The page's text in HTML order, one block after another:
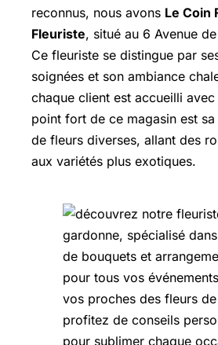
reconnus, nous avons Le Coin
Fleuriste, situé au 6 Avenue
Ce fleuriste se distingue par
soignées et son ambiance
chaque client est accueilli
point fort de ce magasin est
de fleurs diverses, allant des
aux variétés plus exotiques.